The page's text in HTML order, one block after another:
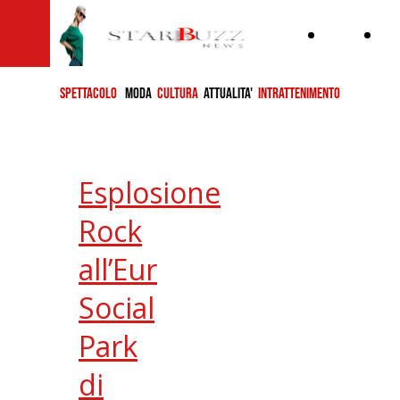
SPETTACOLO MODA CULTURA ATTUALITA' INTRATTENIMENTO
Esplosione
Rock
all’Eur
Social
Park
di